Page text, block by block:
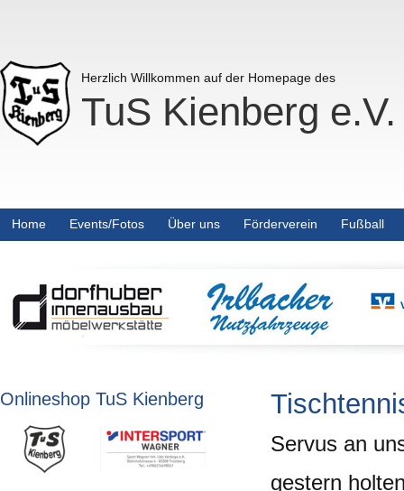
Herzlich Willkommen auf der Homepage des
TuS Kienberg e.V.
Home Events/Fotos Über uns Förderverein Fußball
Onlineshop TuS Kienberg
Servus an
gestern